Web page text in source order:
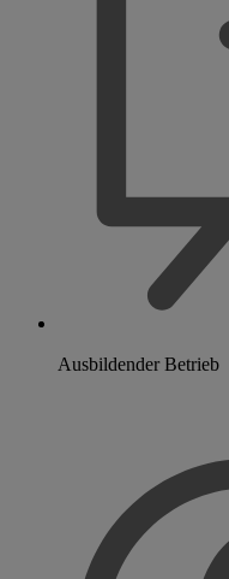
Ausbildender Betrieb